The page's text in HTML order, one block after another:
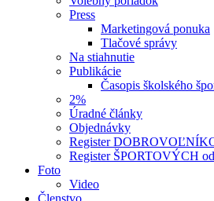
Press
Marketingová ponuka
Tlačové správy
Na stiahnutie
Publikácie
Časopis školského
2%
Úradné články
Objednávky
Register
Register ŠPORTOVÝCH
Foto
Video